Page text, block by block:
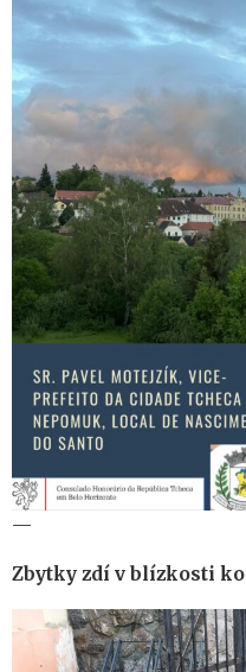
—
Zbytky zdí v blízkosti